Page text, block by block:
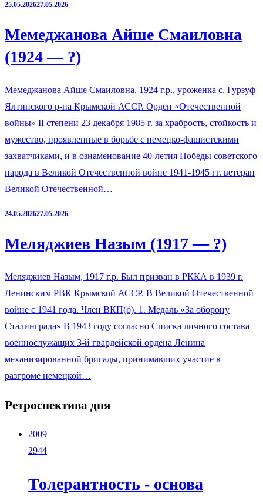
25.05.202627.05.2026
Мемеджанова Айше Смаиловна
(1924 — ?)
Мемеджанова Айше Смаиловна, 1924 г.р., уроженка с. Гурзуф
Ялтинского р-на Крымской АССР. Орден «Отечественной
войны» II степени 23 декабря 1985 г. за храбрость, стойкость и
мужество, проявленные в борьбе с немецко-фашистскими
захватчиками, и в ознаменование 40-летия Победы советского
народа в Великой Отечественной войне 1941-1945 гг. ветеран
Великой Отечественной…
24.05.202627.05.2026
Меляджиев Назым (1917 — ?)
Меляджиев Назым, 1917 г.р. Был призван в РККА в 1939 г.
Ленинским РВК Крымской АССР. В Великой Отечественной
войне с 1941 года. Член ВКП(б). 1. Медаль «За оборону
Сталинграда» В 1943 году согласно Списка личного состава
военнослужащих 3-й гвардейской ордена Ленина
механизированной бригады, принимавших участие в
разгроме немецкой…
Ретроспектива дня
2009
2944
Толерантность - основа